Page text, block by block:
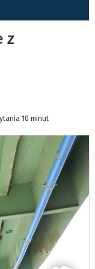
z
10 minut